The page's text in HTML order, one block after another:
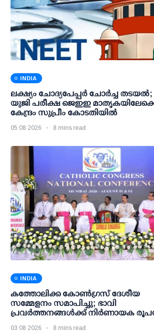
INDIA
ലക്ഷ്യം ചോദ്യപേപ്പര്‍ ചോര്‍ച്ച തടയല്‍;
യുജി പരീക്ഷ ജെഇഇ
കേന്ദ്രം സുപ്രീം കോടതിയില്‍
05 08 2026 8 mins read
INDIA
കത്തോലിക്ക കോൺഗ്രസ് ദേശീയ
സമ്മേളനം സമാപിച്ചു; ഭാവി
പ്രവർത്തനങ്ങൾക്ക് നിർണായക
03 08 2026 8 mins read